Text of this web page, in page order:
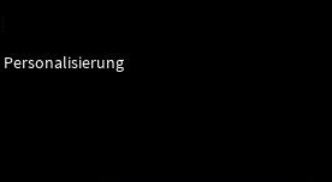
Sie unsere Auswahl an
Anbietern.